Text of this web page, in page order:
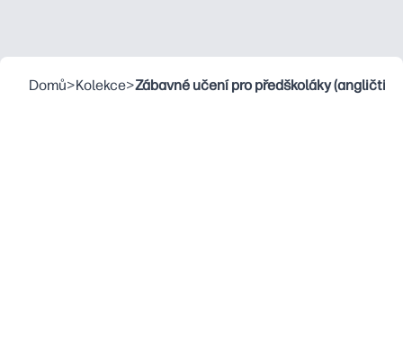
Domů>Kolekce>Zábavné učení pro předškoláky